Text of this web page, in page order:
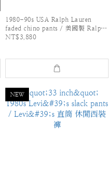
1980-90s USA Ralph Lauren
faded chino pants / 美國製 Ralph
Lauren 色落 長褲
NT$3,880
NEW